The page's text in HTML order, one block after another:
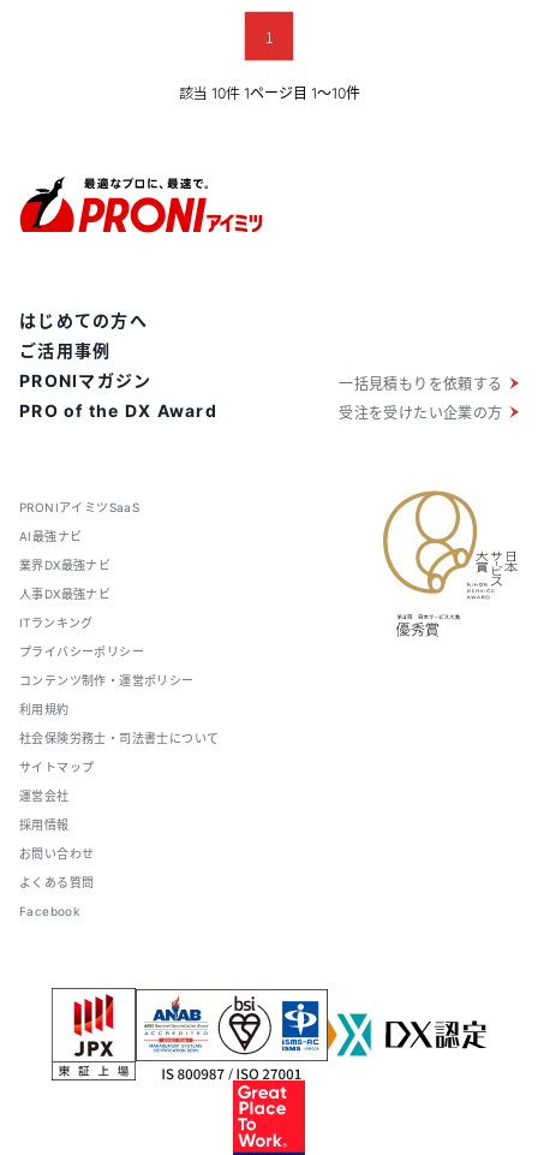
った場合は、自動返信することなくオペレーターへすぐ
に転送します。自動返信に懸念がある場合も、AI下書き
機能を搭載しているため安心して利用できます。AIのた
1
該当 10件 1ページ目 1〜10件
PRONIアイミツSaaS
AI最強ナビ
業界DX最強ナビ
人事DX最強ナビ
ITランキング
プライバシーポリシー
コンテンツ制作・運営ポリシー
利用規約
社会保険労務士・司法書士について
サイトマップ
運営会社
採用情報
お問い合わせ
よくある質問
Facebook
はじめての方へ
ご活用事例
PRONIマガジン
PRO of the DX Award
一括見積もりを依頼する
受注を受けたい企業の方